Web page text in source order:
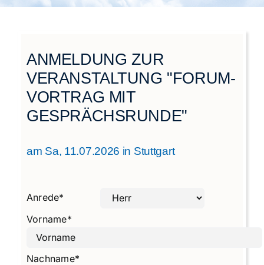
Städtegruppen Schweiz
ANMELDUNG ZUR
VERANSTALTUNG "FORUM-
VORTRAG MIT
GESPRÄCHSRUNDE"
am Sa, 11.07.2026 in Stuttgart
Anrede*
Vorname*
Nachname*